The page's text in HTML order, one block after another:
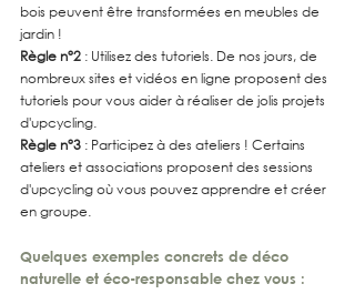
bois peuvent être transformées en meubles de
jardin !
Règle n°2 : Utilisez des tutoriels. De nos jours, de
nombreux sites et vidéos en ligne proposent des
tutoriels pour vous aider à réaliser de jolis projets
d'upcycling.
Règle n°3 : Participez à des ateliers ! Certains
ateliers et associations proposent des sessions
d'upcycling où vous pouvez apprendre et créer
en groupe.
Quelques exemples concrets de déco
naturelle et éco-responsable chez vous :